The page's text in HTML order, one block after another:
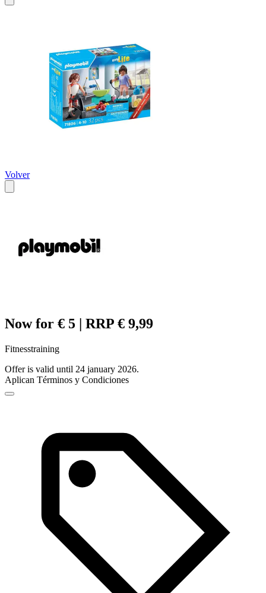
Volver
Now for € 5 | RRP € 9,99
Fitnesstraining
Offer is valid until 24 january 2026.
Aplican Términos y Condiciones